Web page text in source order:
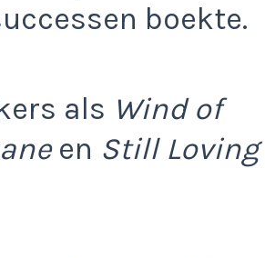
boekte.
als Wind of
en Still Loving